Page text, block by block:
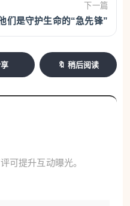
下一篇
们是守护生命的“急先锋”
🔖 稍后阅读
可提升互动曝光。